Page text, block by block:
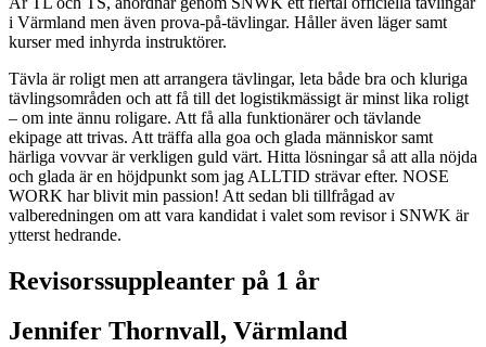
i Värmland men även prova-på-tävlingar. Håller även läger samt
kurser med inhyrda instruktörer.
Tävla är roligt men att arrangera tävlingar, leta både bra och kluriga
tävlingsområden och att få till det logistikmässigt är minst lika roligt
– om inte ännu roligare. Att få alla funktionärer och tävlande
ekipage att trivas. Att träffa alla goa och glada människor samt
härliga vovvar är verkligen guld värt. Hitta lösningar så att alla nöjda
och glada är en höjdpunkt som jag ALLTID strävar efter. NOSE
WORK har blivit min passion! Att sedan bli tillfrågad av
valberedningen om att vara kandidat i valet som revisor i SNWK är
ytterst hedrande.
Revisorssuppleanter på 1 år
Jennifer Thornvall, Värmland